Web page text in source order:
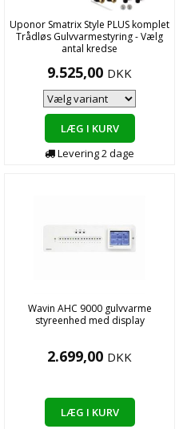
Uponor Smatrix Style PLUS komplet
Trådløs Gulvvarmestyring - Vælg
antal kredse
9.525,00 DKK
LÆG I KURV
Levering2dage
Wavin AHC 9000 gulvvarme
styreenhed med display
2.699,00 DKK
LÆG I KURV